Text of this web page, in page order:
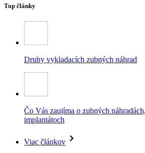
Top články
Druhy vykladacích zubných náhrad
Čo Vás zaujíma o zubných
implantátoch
Viac článkov